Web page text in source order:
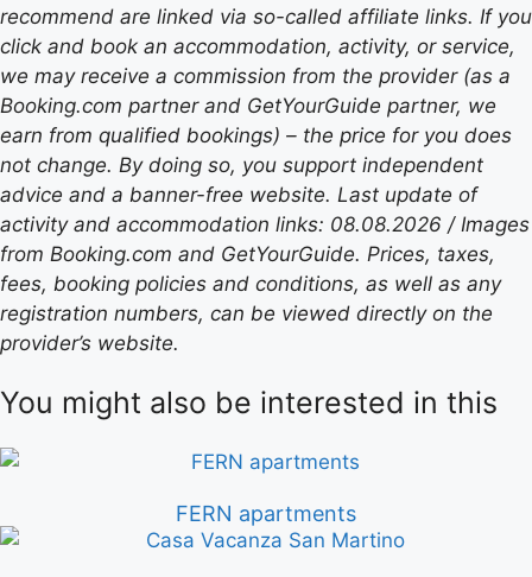
recommend are linked via so-called affiliate links. If you
click and book an accommodation, activity, or service,
we may receive a commission from the provider (as a
Booking.com partner and GetYourGuide partner, we
earn from qualified bookings) – the price for you does
not change. By doing so, you support independent
advice and a banner-free website. Last update of
activity and accommodation links: 08.08.2026 / Images
from Booking.com and GetYourGuide. Prices, taxes,
fees, booking policies and conditions, as well as any
registration numbers, can be viewed directly on the
provider’s website.
You might also be interested in this
FERN apartments